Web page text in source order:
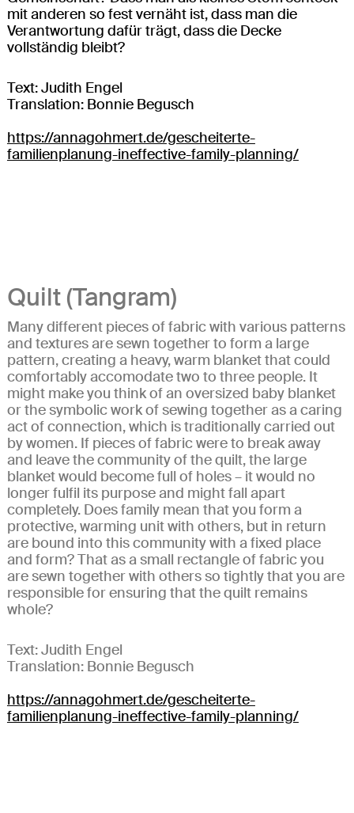
mit anderen so fest vernäht ist, dass man die
Verantwortung dafür trägt, dass die Decke
vollständig bleibt?
Text: Judith Engel
Translation: Bonnie Begusch
https://annagohmert.de/gescheiterte-
familienplanung-ineffective-family-planning/
Quilt (Tangram)
Many different pieces of fabric with various patterns
and textures are sewn together to form a large
pattern, creating a heavy, warm blanket that could
comfortably accomodate two to three people. It
might make you think of an oversized baby blanket
or the symbolic work of sewing together as a caring
act of connection, which is traditionally carried out
by women. If pieces of fabric were to break away
and leave the community of the quilt, the large
blanket would become full of holes – it would no
longer fulfil its purpose and might fall apart
completely. Does family mean that you form a
protective, warming unit with others, but in return
are bound into this community with a fixed place
and form? That as a small rectangle of fabric you
are sewn together with others so tightly that you are
responsible for ensuring that the quilt remains
whole?
Text: Judith Engel
Translation: Bonnie Begusch
https://annagohmert.de/gescheiterte-
familienplanung-ineffective-family-planning/